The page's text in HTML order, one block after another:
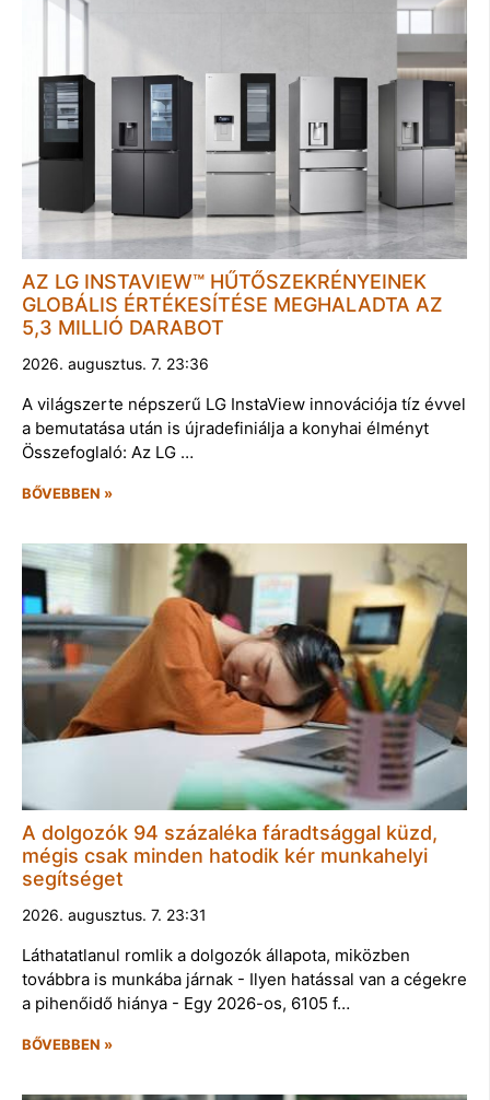
AZ LG INSTAVIEW™ HŰTŐSZEKRÉNYEINEK
GLOBÁLIS ÉRTÉKESÍTÉSE MEGHALADTA AZ
5,3 MILLIÓ DARABOT
2026. augusztus. 7. 23:36
A világszerte népszerű LG InstaView innovációja tíz évvel
a bemutatása után is újradefiniálja a konyhai élményt
Összefoglaló: Az LG …
BŐVEBBEN »
A dolgozók 94 százaléka fáradtsággal küzd,
mégis csak minden hatodik kér munkahelyi
segítséget
2026. augusztus. 7. 23:31
Láthatatlanul romlik a dolgozók állapota, miközben
továbbra is munkába járnak - Ilyen hatással van a cégekre
a pihenőidő hiánya - Egy 2026-os, 6105 f…
BŐVEBBEN »